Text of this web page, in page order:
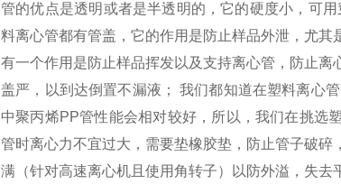
管的优点是透明或者是半透明的，它的硬度小，可
料离心管都有管盖，它的作用是防止样品外泄，尤
有一个作用是防止样品挥发以及支持离心管，防止
盖严，以到达倒置不漏液； 我们都知道在塑料离心
中聚丙烯PP管性能会相对较好，所以，我们在挑选
管时离心力不宜过大，需要垫橡胶垫，防止管子破
满（针对高速离心机且使用角转子）以防外溢，失去